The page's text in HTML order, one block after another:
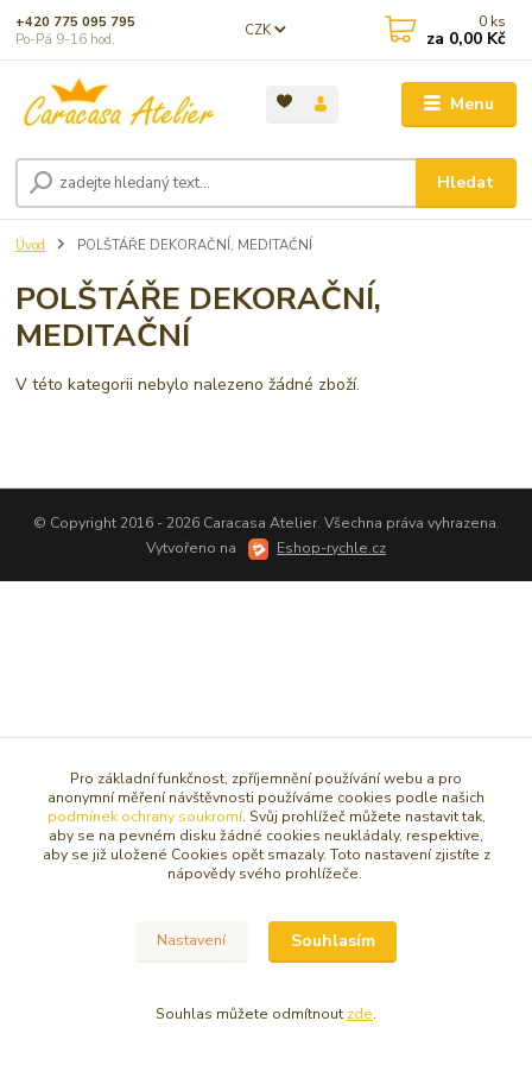
Menu
CZK
Hledat
+420 775 095 795
Po-Pá 9-16 hod.
0 ks
za 0,00 Kč
Úvod POLŠTÁŘE DEKORAČNÍ, MEDITAČNÍ
POLŠTÁŘE DEKORAČNÍ,
MEDITAČNÍ
V této kategorii nebylo nalezeno žádné zboží.
© Copyright 2016 - 2026 Caracasa Atelier. Všechna práva vyhrazena.
Vytvořeno na
Eshop-rychle.cz
Pro základní funkčnost, zpříjemnění používání webu a pro
anonymní měření návštěvnosti používáme cookies podle našich
podmínek ochrany soukromí. Svůj prohlížeč můžete nastavit tak,
aby se na pevném disku žádné cookies neukládaly, respektive,
aby se již uložené Cookies opět smazaly. Toto nastavení zjistíte z
nápovědy svého prohlížeče.
Nastavení Souhlasím
Souhlas můžete odmítnout zde.